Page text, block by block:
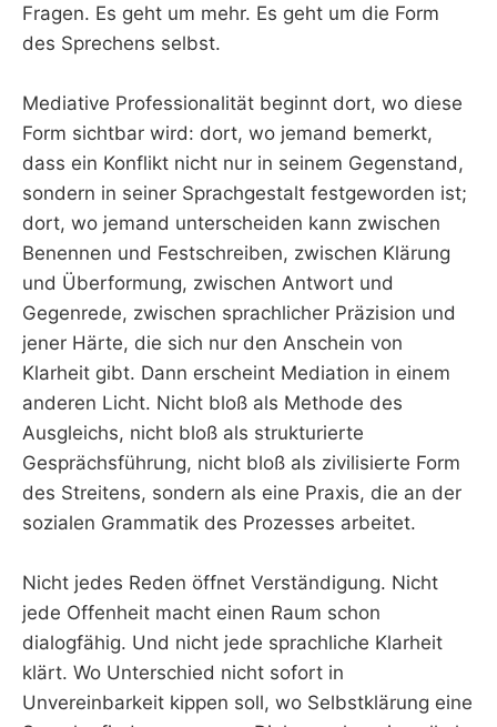
Fragen. Es geht um mehr. Es geht um die Form
des Sprechens selbst.
Mediative Professionalität beginnt dort, wo diese
Form sichtbar wird: dort, wo jemand bemerkt,
dass ein Konflikt nicht nur in seinem Gegenstand,
sondern in seiner Sprachgestalt festgeworden ist;
dort, wo jemand unterscheiden kann zwischen
Benennen und Festschreiben, zwischen Klärung
und Überformung, zwischen Antwort und
Gegenrede, zwischen sprachlicher Präzision und
jener Härte, die sich nur den Anschein von
Klarheit gibt. Dann erscheint Mediation in einem
anderen Licht. Nicht bloß als Methode des
Ausgleichs, nicht bloß als strukturierte
Gesprächsführung, nicht bloß als zivilisierte Form
des Streitens, sondern als eine Praxis, die an der
sozialen Grammatik des Prozesses arbeitet.
Nicht jedes Reden öffnet Verständigung. Nicht
jede Offenheit macht einen Raum schon
dialogfähig. Und nicht jede sprachliche Klarheit
klärt. Wo Unterschied nicht sofort in
Unvereinbarkeit kippen soll, wo Selbstklärung eine